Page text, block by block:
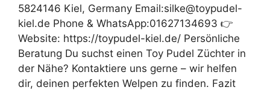
5824146 Kiel, Germany Email:silke@toypudel-
kiel.de Phone & WhatsApp:01627134693 👉
Website: https://toypudel-kiel.de/ Persönliche
Beratung Du suchst einen Toy Pudel Züchter in
der Nähe? Kontaktiere uns gerne – wir helfen
dir, deinen perfekten Welpen zu finden. Fazit